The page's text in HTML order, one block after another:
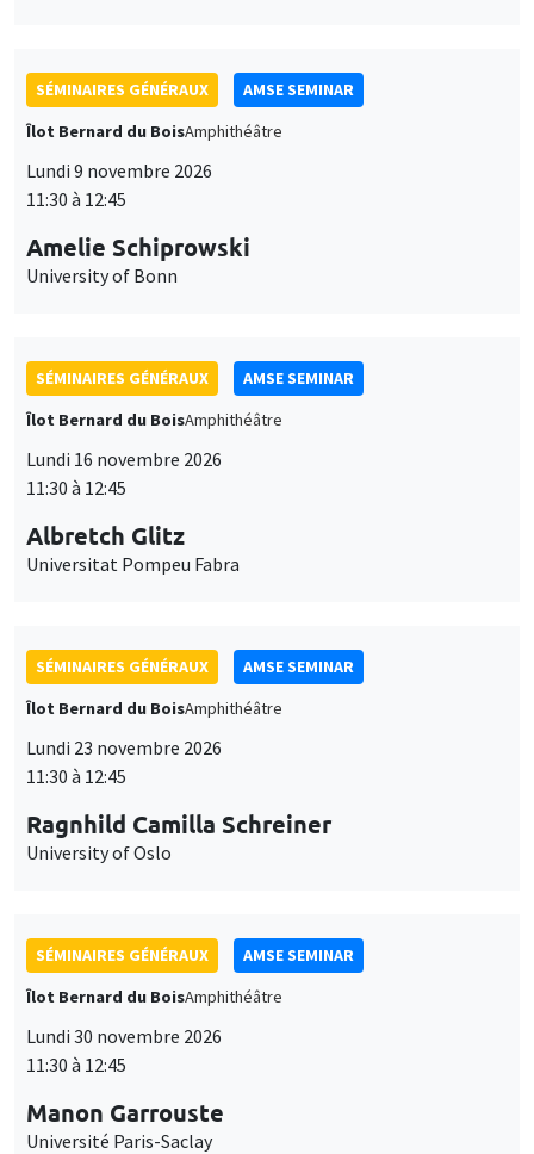
SÉMINAIRES GÉNÉRAUX
AMSE SEMINAR
Îlot Bernard du BoisAmphithéâtre
Lundi 9 novembre 2026
11:30 à 12:45
Amelie Schiprowski
University of Bonn
SÉMINAIRES GÉNÉRAUX
AMSE SEMINAR
Îlot Bernard du BoisAmphithéâtre
Lundi 16 novembre 2026
11:30 à 12:45
Albretch Glitz
Universitat Pompeu Fabra
SÉMINAIRES GÉNÉRAUX
AMSE SEMINAR
Îlot Bernard du BoisAmphithéâtre
Lundi 23 novembre 2026
11:30 à 12:45
Ragnhild Camilla Schreiner
University of Oslo
SÉMINAIRES GÉNÉRAUX
AMSE SEMINAR
Îlot Bernard du BoisAmphithéâtre
Lundi 30 novembre 2026
11:30 à 12:45
Manon Garrouste
Université Paris-Saclay